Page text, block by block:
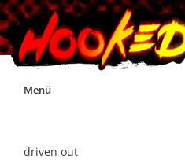
Skip
Menü
driven out